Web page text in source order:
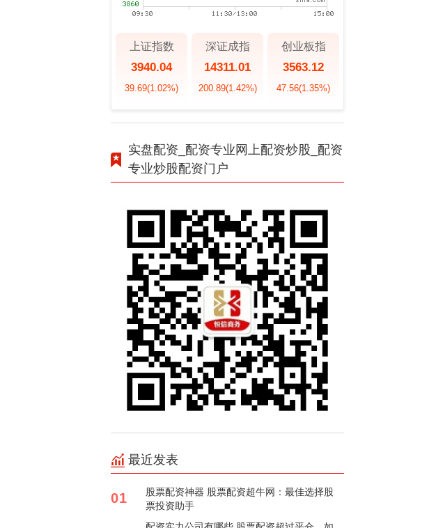
上证指数
3940.04
39.69(1.02%)
深证成指
14311.01
200.89(1.42%)
创业板指
3563.12
47.56(1.35%)
实盘配资_配资专业网上配资炒股_配资
专业炒股配资门户
最近发表
01
股票配资神器 股票配资超牛网：最佳选择股
票投资助手